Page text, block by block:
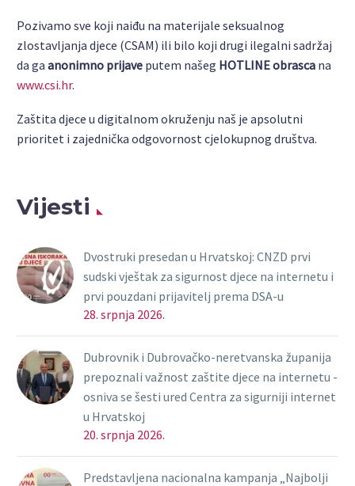
Pozivamo sve koji naiđu na materijale seksualnog
zlostavljanja djece (CSAM) ili bilo koji drugi ilegalni sadržaj
da ga anonimno prijave putem našeg HOTLINE obrasca na
www.csi.hr.
Zaštita djece u digitalnom okruženju naš je apsolutni
prioritet i zajednička odgovornost cjelokupnog društva.
Vijesti
Dvostruki presedan u Hrvatskoj: CNZD prvi
sudski vještak za sigurnost djece na internetu i
prvi pouzdani prijavitelj prema DSA-u
28. srpnja 2026.
Dubrovnik i Dubrovačko-neretvanska županija
prepoznali važnost zaštite djece na internetu -
osniva se šesti ured Centra za sigurniji internet
u Hrvatskoj
20. srpnja 2026.
Predstavljena nacionalna kampanja „Najbolji